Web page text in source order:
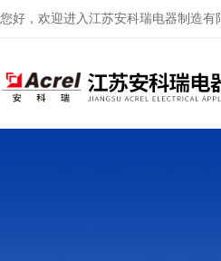
您好，欢迎进入江苏安科瑞电器制造有